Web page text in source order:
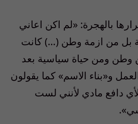
بالهجرة: «لم اكن اعاني
بل من ازمة وطن (…) كانت
وطن ومن حياة سياسية بعد
و«بناء الاسم» كما يقولون
دافع مادي لأنني لست